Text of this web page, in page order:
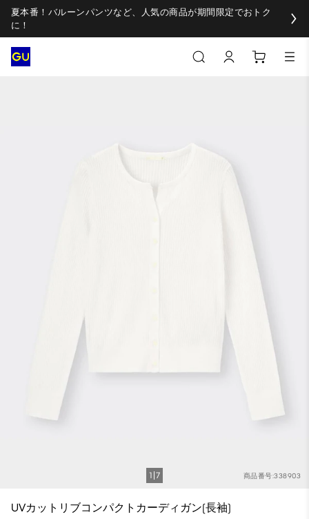
夏本番！バルーンパンツなど、人気の商品が期間限定でおトク
に！
商品番号:338903
1 7
UVカットリブコンパクトカーディガン(長袖)